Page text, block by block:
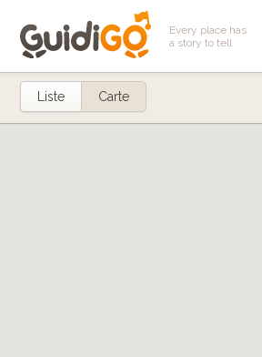
Every place has
a story to tell
Liste Carte